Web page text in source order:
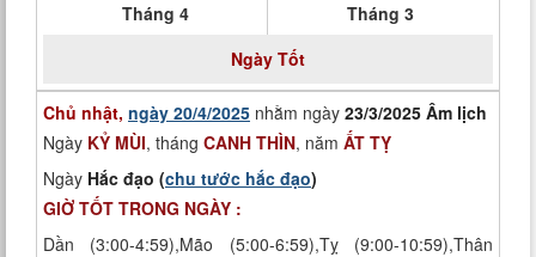
Tháng 4
Tháng 3
Ngày Tốt
Chủ nhật, ngày 20/4/2025 nhằm ngày 23/3/2025 Âm lịch
Ngày KỶ MÙI, tháng CANH THÌN, năm ẤT TỴ
Ngày Hắc đạo (chu tước hắc đạo)
GIỜ TỐT TRONG NGÀY :
Dần (3:00-4:59),Mão (5:00-6:59),Tỵ (9:00-10:59),Thân